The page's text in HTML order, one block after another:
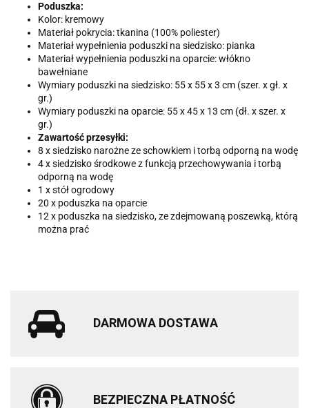
Poduszka:
Kolor: kremowy
Materiał pokrycia: tkanina (100% poliester)
Materiał wypełnienia poduszki na siedzisko: pianka
Materiał wypełnienia poduszki na oparcie: włókno
bawełniane
Wymiary poduszki na siedzisko: 55 x 55 x 3 cm (szer. x gł. x
gr.)
Wymiary poduszki na oparcie: 55 x 45 x 13 cm (dł. x szer. x
gr.)
Zawartość przesyłki:
8 x siedzisko narożne ze schowkiem i torbą odporną na wodę
4 x siedzisko środkowe z funkcją przechowywania i torbą
odporną na wodę
1 x stół ogrodowy
20 x poduszka na oparcie
12 x poduszka na siedzisko, ze zdejmowaną poszewką, którą
można prać
DARMOWA DOSTAWA
BEZPIECZNA PŁATNOŚĆ